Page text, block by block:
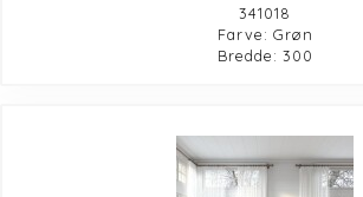
341018
Farve: Grøn
Bredde: 300